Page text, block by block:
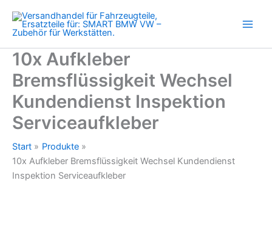
Inhalt
springen
10x Aufkleber
Bremsflüssigkeit Wechsel
Kundendienst Inspektion
Serviceaufkleber
Start
Produkte
10x Aufkleber Bremsflüssigkeit Wechsel Kundendienst
Inspektion Serviceaufkleber
Serviceaufkleber
Menge